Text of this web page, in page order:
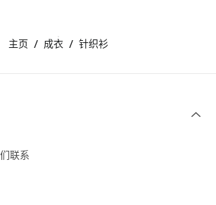
主页 / 成衣 / 针织衫
twitter
联系